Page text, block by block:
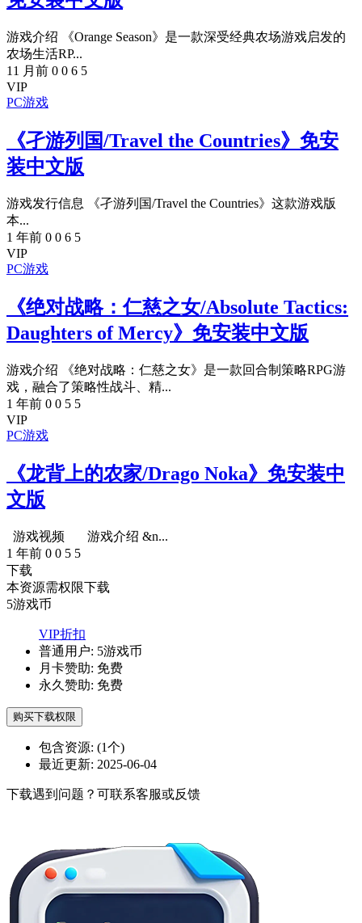
游戏介绍 《Orange Season》是一款深受经典农场游戏启发的
农场生活RP...
11 月前 0 0 6 5
VIP
PC游戏
《孑游列国/Travel the Countries》免安
装中文版
游戏发行信息 《孑游列国/Travel the Countries》这款游戏版
本...
1 年前 0 0 6 5
VIP
PC游戏
《绝对战略：仁慈之女/Absolute Tactics:
Daughters of Mercy》免安装中文版
游戏介绍 《绝对战略：仁慈之女》是一款回合制策略RPG游
戏，融合了策略性战斗、精...
1 年前 0 0 5 5
VIP
PC游戏
《龙背上的农家/Drago Noka》免安装中
文版
游戏视频 游戏介绍 &n...
1 年前 0 0 5 5
下载
本资源需权限下载
5游戏币
VIP折扣
普通用户: 5游戏币
月卡赞助: 免费
永久赞助: 免费
购买下载权限
包含资源: (1个)
最近更新: 2025-06-04
下载遇到问题？可联系客服或反馈